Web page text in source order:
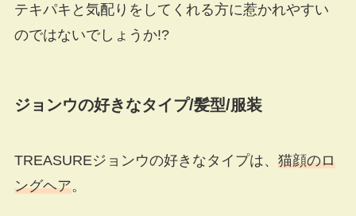
テキパキと気配りをしてくれる方に惹かれやすい
のではないでしょうか!?
ジョンウの好きなタイプ/髪型/服装
TREASUREジョンウの好きなタイプは、 猫顔のロ
ングヘア。